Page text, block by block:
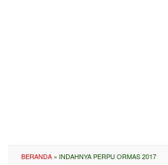
BERANDA » INDAHNYA PERPU ORMAS 2017